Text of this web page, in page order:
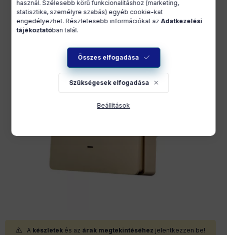
A készletek és az árak megtekintéséhez jelentkezzen be!
használ. Szélesebb körű funkcionalitáshoz (marketing,
statisztika, személyre szabás) egyéb cookie-kat
engedélyezhet. Részletesebb információkat azAdatkezelési
tájékoztatóban talál.
Összes elfogadása
Szükségesek elfogadása
Beállítások